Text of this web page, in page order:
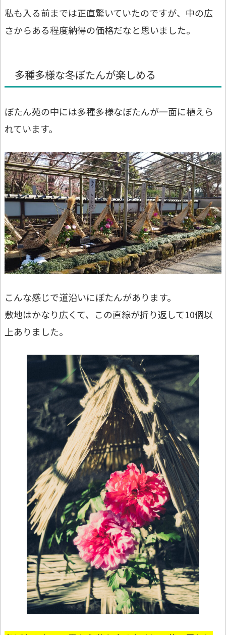
私も入る前までは正直驚いていたのですが、中の広
さからある程度納得の価格だなと思いました。
多種多様な冬ぼたんが楽しめる
ぼたん苑の中には多種多様なぼたんが一面に植えら
れています。
こんな感じで道沿いにぼたんがあります。
敷地はかなり広くて、この直線が折り返して10個以
上ありました。